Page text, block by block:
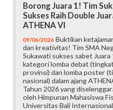
Borong Juara 1! Tim
Sukses Raih Double
ATHENA VI
09/06/2026 Buktikan
dan kreativitas! Tim SMA
Sukawati sukses sabet Juara
kategori lomba debat (tingkat
provinsi) dan lomba poster
nasional) dalam ajang
Tahun 2026 yang
oleh Himpunan Mahasiswa
Universitas Bali